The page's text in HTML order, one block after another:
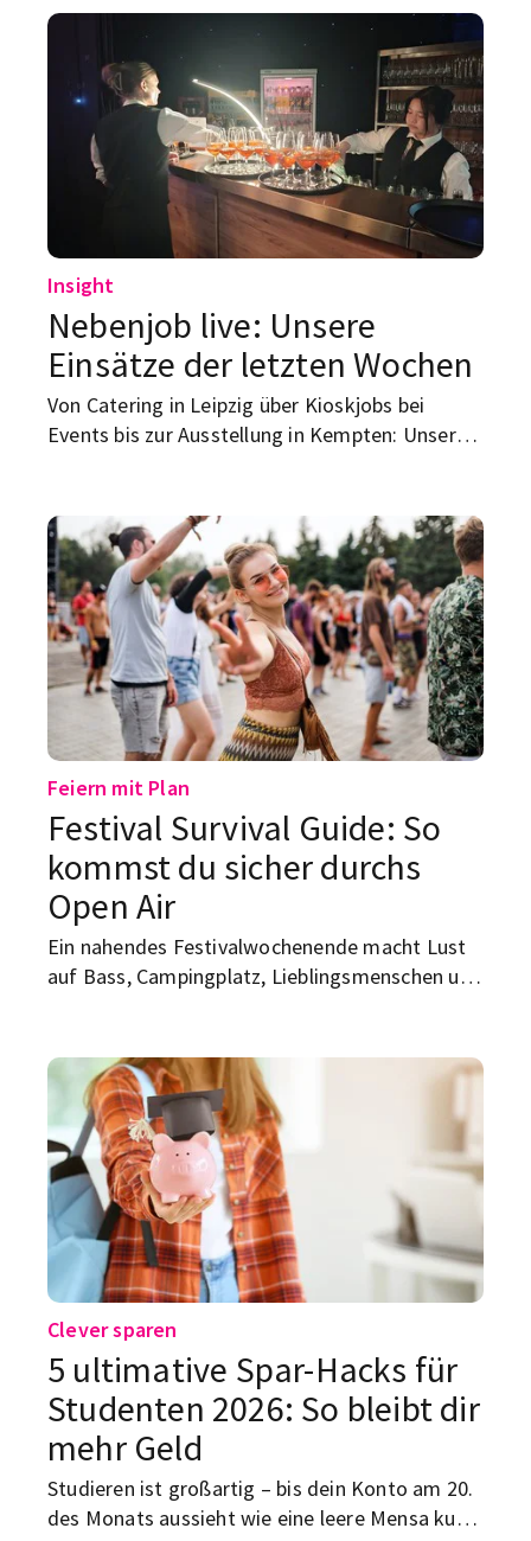
verfallen.
Insight
Nebenjob live: Unsere
Einsätze der letzten Wochen
Von Catering in Leipzig über Kioskjobs bei
Events bis zur Ausstellung in Kempten: Unsere
Feiern mit Plan
Festival Survival Guide: So
kommst du sicher durchs
Open Air
Ein nahendes Festivalwochenende macht Lust
auf Bass, Campingplatz, Lieblingsmenschen und
Socken, leere Powerbank, Sonnenstich,
Ticketstress oder ein Zelt, das beim ersten
Windstoß aufgibt. Mit diesem Festival Survival
Guide bist du vorbereitet, bevor das Chaos
überhaupt anfangen kann.
Clever sparen
5 ultimative Spar-Hacks für
Studenten 2026: So bleibt dir
mehr Geld
Studieren ist großartig – bis dein Konto am 20.
des Monats aussieht wie eine leere Mensa kurz